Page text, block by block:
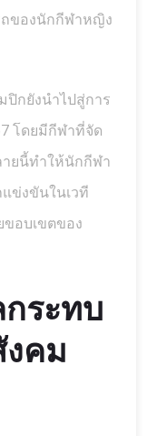
ถของนักกีฬาหญิง
กยังนำไปสู่การ
โดยมีกีฬาที่จัด
ยนี้ทำให้นักกีฬา
ข่งขันในเวที
อบเขตของ
ระทบ
คม